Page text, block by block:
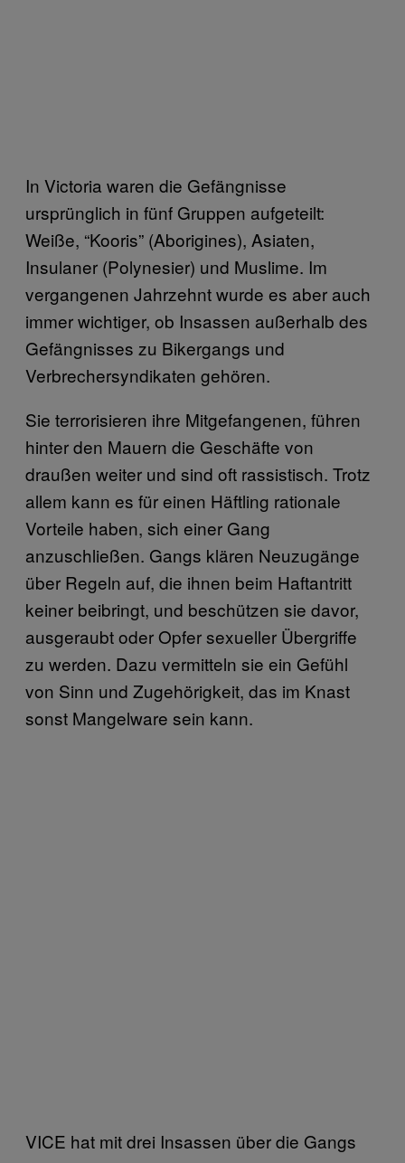
In Victoria waren die Gefängnisse
ursprünglich in fünf Gruppen aufgeteilt:
Weiße, “Kooris” (Aborigines), Asiaten,
Insulaner (Polynesier) und Muslime. Im
vergangenen Jahrzehnt wurde es aber auch
immer wichtiger, ob Insassen außerhalb des
Gefängnisses zu Bikergangs und
Verbrechersyndikaten gehören.
Sie terrorisieren ihre Mitgefangenen, führen
hinter den Mauern die Geschäfte von
draußen weiter und sind oft rassistisch. Trotz
allem kann es für einen Häftling rationale
Vorteile haben, sich einer Gang
anzuschließen. Gangs klären Neuzugänge
über Regeln auf, die ihnen beim Haftantritt
keiner beibringt, und beschützen sie davor,
ausgeraubt oder Opfer sexueller Übergriffe
zu werden. Dazu vermitteln sie ein Gefühl
von Sinn und Zugehörigkeit, das im Knast
sonst Mangelware sein kann.
VICE hat mit drei Insassen über die Gangs